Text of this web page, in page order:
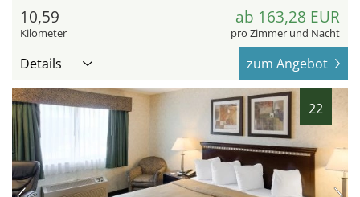
10,59
Kilometer
ab 163,28 EUR
pro Zimmer und Nacht
Details zum Angebot
22